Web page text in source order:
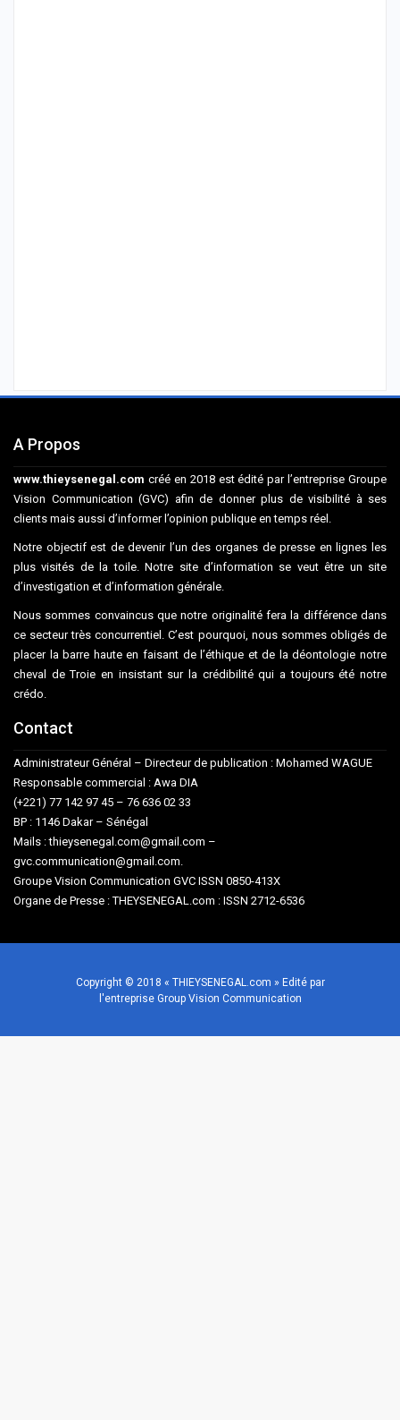
A Propos
www.thieysenegal.com créé en 2018 est édité par l’entreprise Groupe
Vision Communication (GVC) afin de donner plus de visibilité à ses
clients mais aussi d’informer l’opinion publique en temps réel.
Notre objectif est de devenir l’un des organes de presse en lignes les
plus visités de la toile. Notre site d’information se veut être un site
d’investigation et d’information générale.
Nous sommes convaincus que notre originalité fera la différence dans
ce secteur très concurrentiel. C’est pourquoi, nous sommes obligés de
placer la barre haute en faisant de l’éthique et de la déontologie notre
cheval de Troie en insistant sur la crédibilité qui a toujours été notre
crédo.
Contact
Administrateur Général – Directeur de publication : Mohamed WAGUE
Responsable commercial : Awa DIA
(+221) 77 142 97 45 – 76 636 02 33
BP : 1146 Dakar – Sénégal
Mails : thieysenegal.com@gmail.com –
gvc.communication@gmail.com.
Groupe Vision Communication GVC ISSN 0850-413X
Organe de Presse : THEYSENEGAL.com : ISSN 2712-6536
Copyright © 2018 « THIEYSENEGAL.com » Edité par
l'entreprise Group Vision Communication